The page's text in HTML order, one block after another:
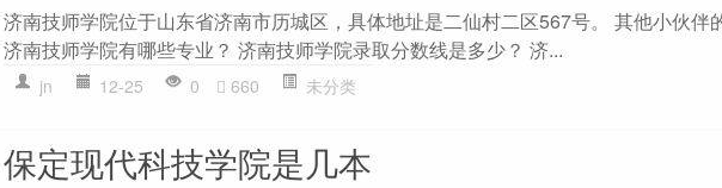
济南技师学院位于山东省济南市历城区，具体地址是二仙村二区567号。 其他小伙伴
济南技师学院有哪些专业？ 济南技师学院录取分数线是多少？ 济...
jn 12-25 0 660 未分类
保定现代科技学院是几本